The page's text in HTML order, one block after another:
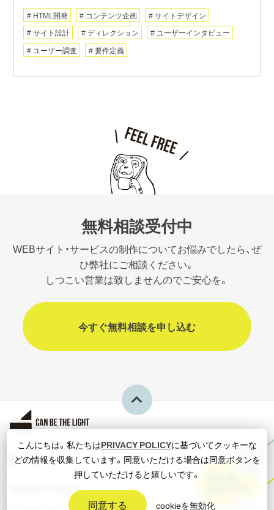
HTML開発 コンテンツ企画
サイトデザイン
サイト設計
ディレクション
ユーザーインタビュー
ユーザー調査
要件定義
無料相談受付中
WEBサイト・サービスの制作についてお悩みでしたら、ぜ
ひ弊社にご相談ください。
しつこい営業は致しませんのでご安心を。
今すぐ無料相談を申し込む
PRIVACY POLICY
こんにちは。私たちはPRIVACY POLICYに基づいてクッキーな
どの情報を収集しています。同意いただける場合は同意ボタンを
押していただけると嬉しいです。
同意する cookieを無効化